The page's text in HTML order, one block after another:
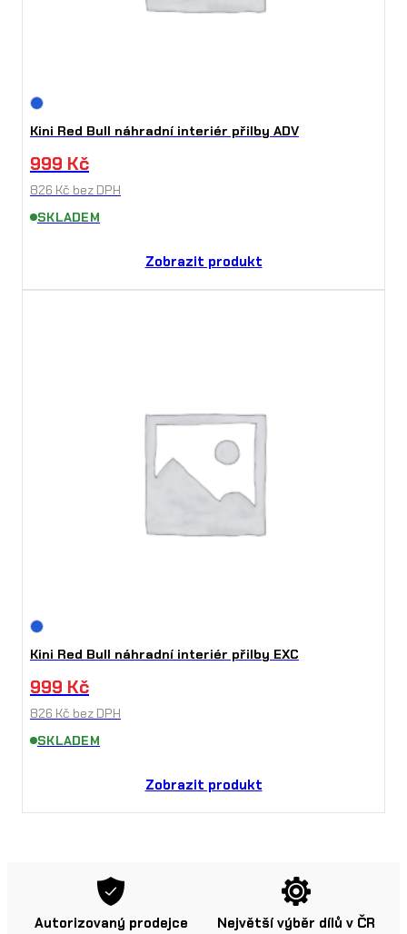
Kini Red Bull náhradní interiér přilby ADV
999 Kč
826 Kč bez DPH
SKLADEM
Zobrazit produkt
Kini Red Bull náhradní interiér přilby EXC
999 Kč
826 Kč bez DPH
SKLADEM
Zobrazit produkt
Autorizovaný prodejce Největší výběr dílů v ČR